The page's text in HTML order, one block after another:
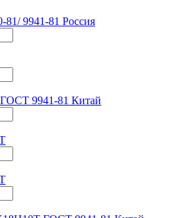
9941-81 Россия
9941-81 Китай